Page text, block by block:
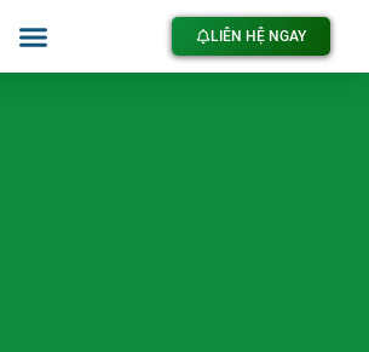
LIÊN HỆ NGAY